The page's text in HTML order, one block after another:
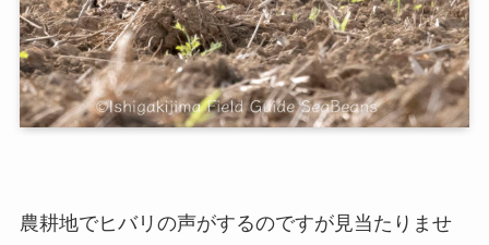
農耕地でヒバリの声がするのですが見当たりませ